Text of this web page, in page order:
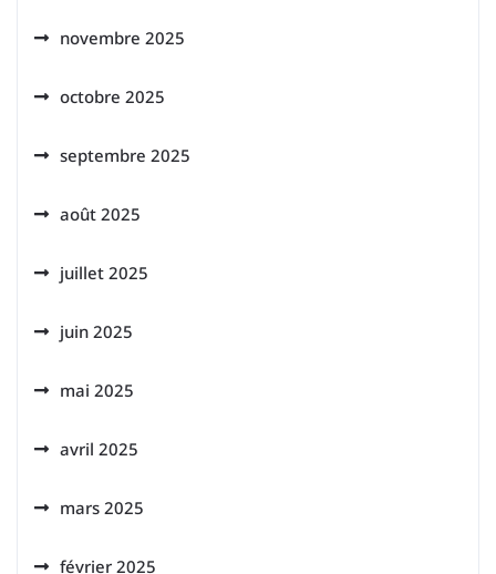
novembre 2025
octobre 2025
septembre 2025
août 2025
juillet 2025
juin 2025
mai 2025
avril 2025
mars 2025
février 2025